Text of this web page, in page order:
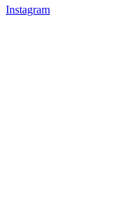
Instagram